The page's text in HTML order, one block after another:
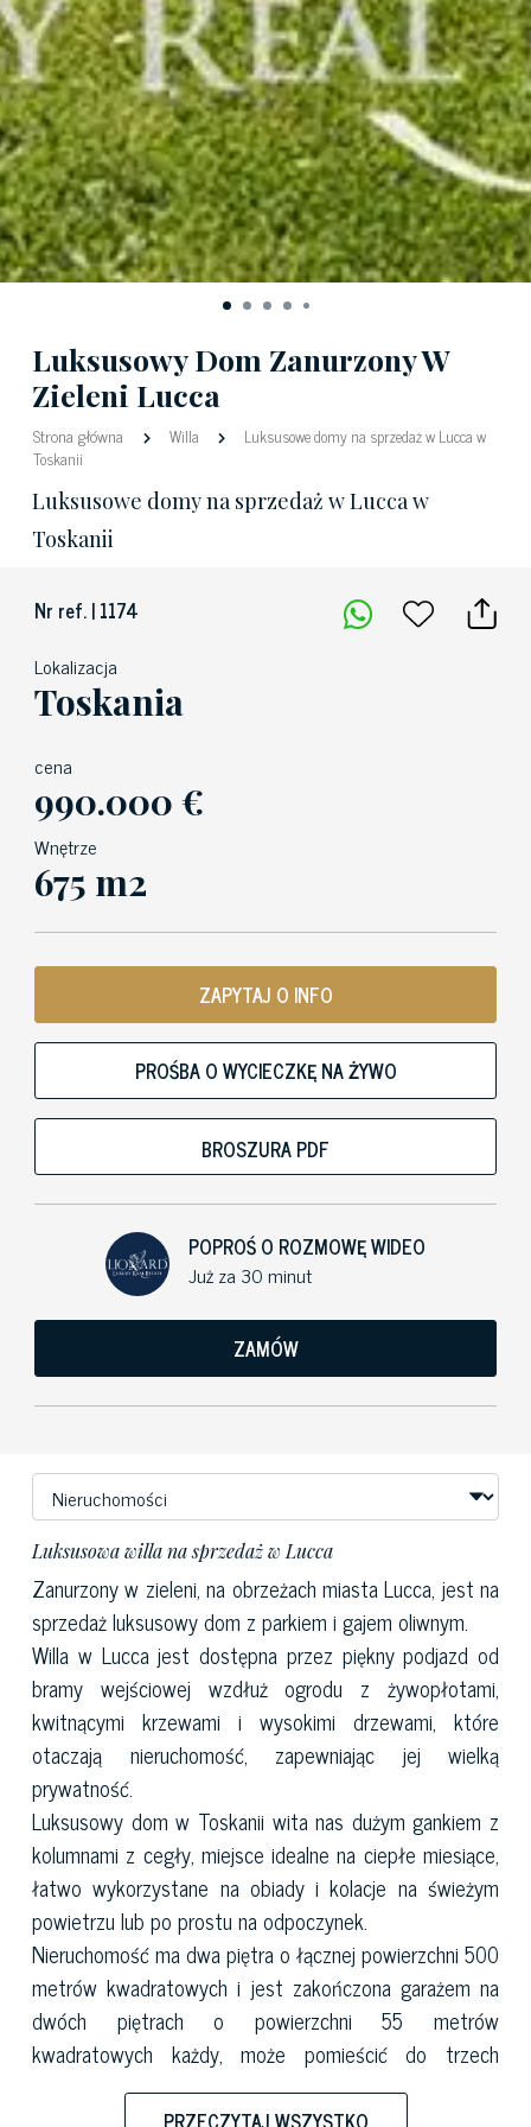
Luksusowy Dom Zanurzony W
Zieleni Lucca
Strona główna Willa
Luksusowe domy na sprzedaż w Lucca w
Toskanii
Luksusowe domy na sprzedaż w Lucca w
Toskanii
Nr ref. | 1174
Lokalizacja
Toskania
cena
990.000 €
Wnętrze
675 m2
ZAPYTAJ O INFO
PROŚBA O WYCIECZKĘ NA ŻYWO
BROSZURA PDF
POPROŚ O ROZMOWĘ WIDEO
Już za 30 minut
ZAMÓW
Luksusowa willa na sprzedaż w Lucca
Zanurzony w zieleni, na obrzeżach miasta Lucca, jest na
sprzedaż luksusowy dom z parkiem i gajem oliwnym.
Willa w Luccajest dostępna przez piękny podjazd od
bramy wejściowej wzdłuż ogrodu z żywopłotami,
kwitnącymi krzewami i wysokimi drzewami, które
otaczają nieruchomość, zapewniając jej wielką
prywatność.
Luksusowy dom w Toskanii wita nas dużym gankiem z
kolumnami z cegły, miejsce idealne na ciepłe miesiące,
łatwo wykorzystane na obiady i kolacje na świeżym
powietrzu lub po prostu na odpoczynek.
Nieruchomość ma dwa piętra o łącznej powierzchni 500
metrów kwadratowych i jest zakończona garażem na
dwóch piętrach o powierzchni 55 metrów
kwadratowych każdy, może pomieścić do trzech
samochodów i podziemną, bardzo chłodną piwnicą o 65
metrach kwadratowych.PRZECZYTAJ WSZYSTKO